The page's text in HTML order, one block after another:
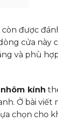
được
cửa này
và phù
kính
Ở bài viết
chọn cho